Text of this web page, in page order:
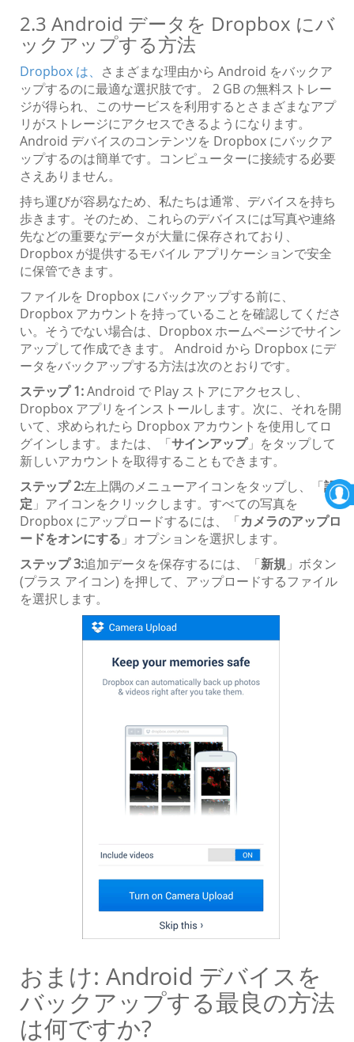
2.3 Android データを Dropbox にバ
ックアップする方法
Dropbox は、 さまざまな理由から Android をバックア
ップするのに最適な選択肢です。 2 GB の無料ストレー
ジが得られ、このサービスを利用するとさまざまなアプ
リがストレージにアクセスできるようになります。
Android デバイスのコンテンツを Dropbox にバックア
ップするのは簡単です。コンピューターに接続する必要
さえありません。
持ち運びが容易なため、私たちは通常、デバイスを持ち
歩きます。そのため、これらのデバイスには写真や連絡
先などの重要なデータが大量に保存されており、
Dropbox が提供するモバイル アプリケーションで安全
に保管できます。
ファイルを Dropbox にバックアップする前に、
Dropbox アカウントを持っていることを確認してくださ
い。そうでない場合は、Dropbox ホームページでサイン
アップして作成できます。 Android から Dropbox にデ
ータをバックアップする方法は次のとおりです。
ステップ 1:Android で Play ストアにアクセスし、
Dropbox アプリをインストールします。次に、それを開
いて、求められたら Dropbox アカウントを使用してロ
グインします。または、「サインアップ」をタップして
新しいアカウントを取得することもできます。
ステップ 2:左上隅のメニューアイコンをタップし、「設
定 」アイコンをクリックします。すべての写真を
Dropbox にアップロードするには、「カメラのアップロ
ードをオンにする 」オプションを選択します。
ステップ 3:追加データを保存するには、「新規 」ボタン
(プラス アイコン) を押して、アップロードするファイル
を選択します。
おまけ: Android デバイスを
バックアップする最良の方法
は何ですか?